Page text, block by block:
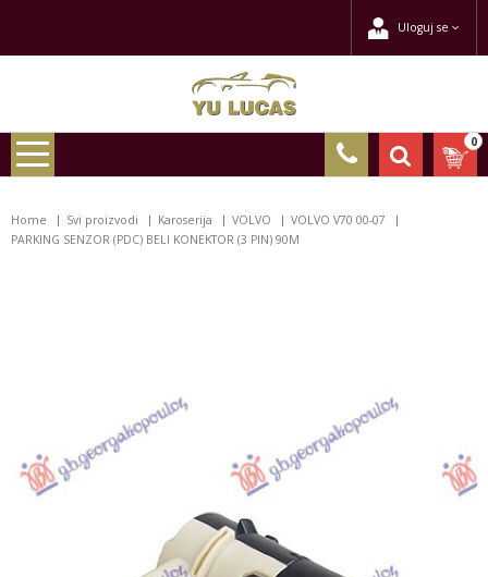
Uloguj se
0
Home Svi proizvodi Karoserija VOLVO
VOLVO V70 00-07
PARKING SENZOR (PDC) BELI KONEKTOR (3 PIN) 90M